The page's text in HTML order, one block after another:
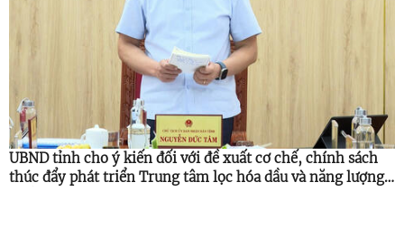
UBND tỉnh cho ý kiến đối với đề xuất cơ chế, chính sách
thúc đẩy phát triển Trung tâm lọc hóa dầu và năng lượng